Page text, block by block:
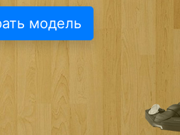
модель